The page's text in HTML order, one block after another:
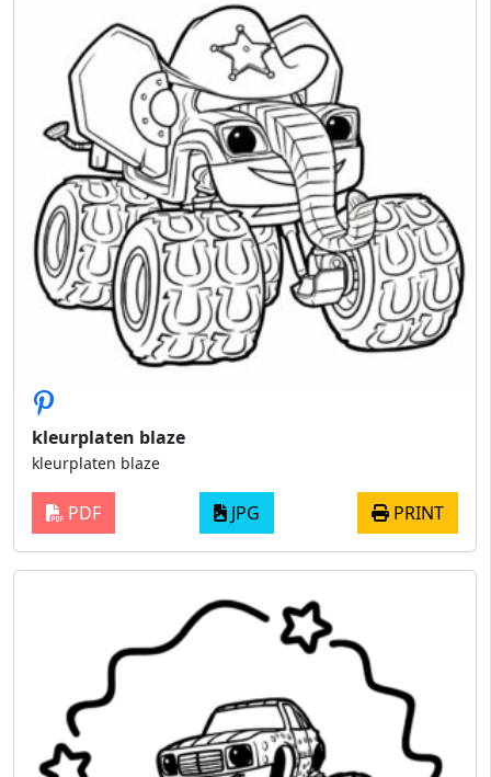
kleurplaten blaze
kleurplaten blaze
PDF JPG PRINT